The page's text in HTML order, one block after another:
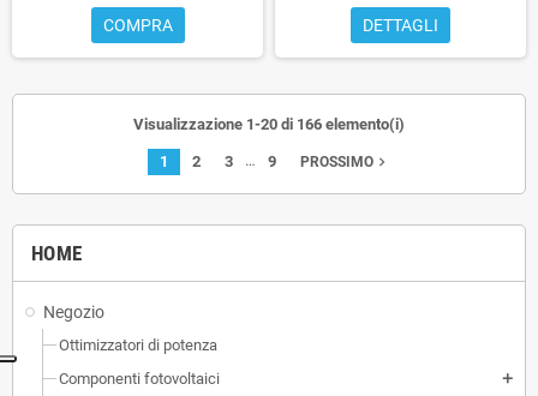
HOME
Negozio
Ottimizzatori di potenza
Componenti fotovoltaici
add
COMPRA DETTAGLI
Visualizzazione 1-20 di 166 elemento(i)
1 2 3 … 9 PROSSIMO navigate_next